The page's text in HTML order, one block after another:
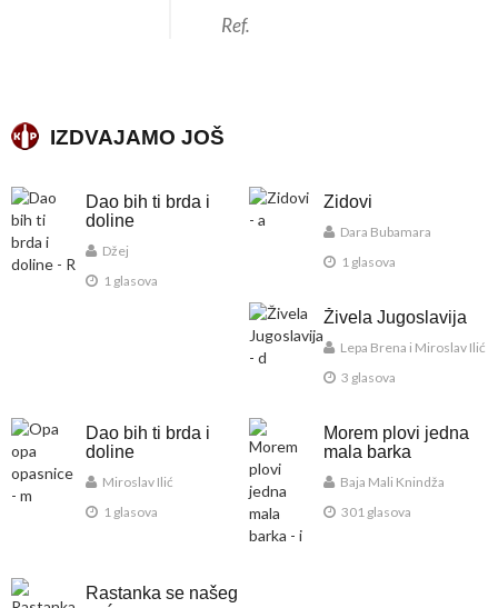
Ref.
IZDVAJAMO JOŠ
Dao bih ti brda i
doline
Džej
1 glasova
Zidovi
Dara Bubamara
1 glasova
Živela Jugoslavija
Lepa Brena i Miroslav Ilić
3 glasova
Dao bih ti brda i
doline
Miroslav Ilić
1 glasova
Morem plovi jedna
mala barka
Baja Mali Knindža
301 glasova
Rastanka se našeg